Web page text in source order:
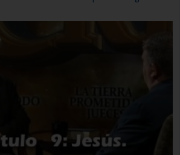
EN CRISTO Capítulo 11: Primeros